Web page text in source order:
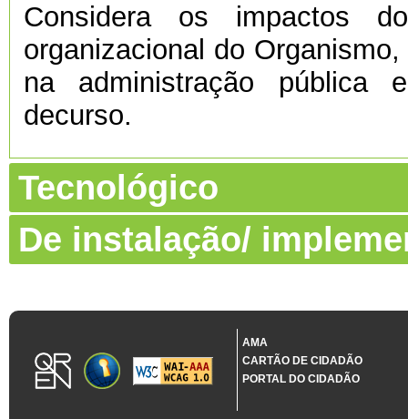
Considera os impactos
organizacional do
na administração pública
decurso.
Tecnológico
De instalação/
AMA
CARTÃO DE CIDADÃO
PORTAL DO CIDADÃO